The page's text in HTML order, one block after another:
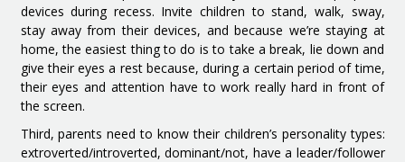
devices during recess. Invite children to stand, walk, sway,
stay away from their devices, and because we’re staying at
home, the easiest thing to do is to take a break, lie down and
give their eyes a rest because, during a certain period of time,
their eyes and attention have to work really hard in front of
the screen.
Third, parents need to know their children’s personality types:
extroverted/introverted, dominant/not, have a leader/follower